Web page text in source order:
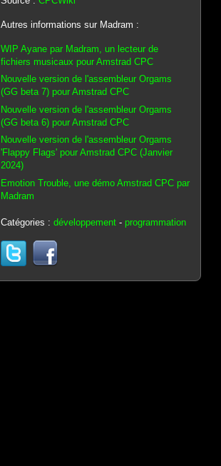
Autres informations sur Madram :
WIP Ayane par Madram, un lecteur de
fichiers musicaux pour Amstrad CPC
Nouvelle version de l'assembleur Orgams
(GG beta 7) pour Amstrad CPC
Nouvelle version de l'assembleur Orgams
(GG beta 6) pour Amstrad CPC
Nouvelle version de l'assembleur Orgams
'Flappy Flags' pour Amstrad CPC (Janvier
2024)
Emotion Trouble, une démo Amstrad CPC par
Madram
Catégories : développement- programmation